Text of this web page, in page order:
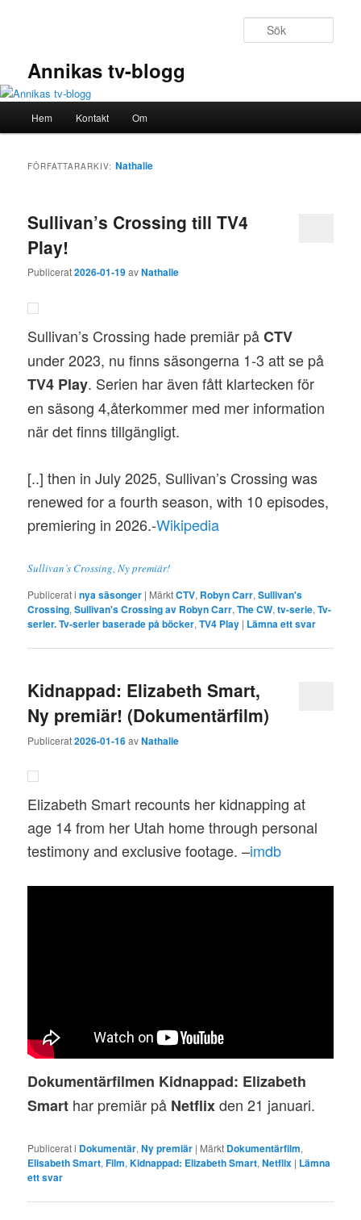
Annikas tv-blogg
Hem Kontakt Om
FÖRFATTARARKIV: Nathalie
Sullivan’s Crossing till TV4
Play!
Publicerat2026-01-19avNathalie
Sullivan’s Crossing hade premiär påCTV
under 2023, nu finns säsongerna 1-3 att se på
TV4 Play. Serien har även fått klartecken för
en säsong 4,återkommer med mer information
när det finns tillgängligt.
[..] then in July 2025, Sullivan’s Crossing was
renewed for a fourth season, with 10 episodes,
premiering in 2026.-Wikipedia
Sullivan’s Crossing, Ny premiär!
Publicerat i nya säsonger | MärktCTV, Robyn Carr,Sullivan's
Crossing,Sullivan's Crossing av Robyn Carr,The CW,tv-serie,Tv-
serier. Tv-serier baserade på böcker,TV4 Play | Lämna ett svar
Kidnappad: Elizabeth Smart,
Ny premiär! (Dokumentärfilm)
Publicerat2026-01-16avNathalie
Elizabeth Smart recounts her kidnapping at
age 14 from her Utah home through personal
testimony and exclusive footage. –imdb
Dokumentärfilmen Kidnappad: Elizabeth
Smart har premiär på Netflixden 21 januari.
Publicerat i Dokumentär,Ny premiär | Märkt Dokumentärfilm,
Elisabeth Smart,Film,Kidnappad: Elizabeth Smart,Netflix | Lämna
ett svar